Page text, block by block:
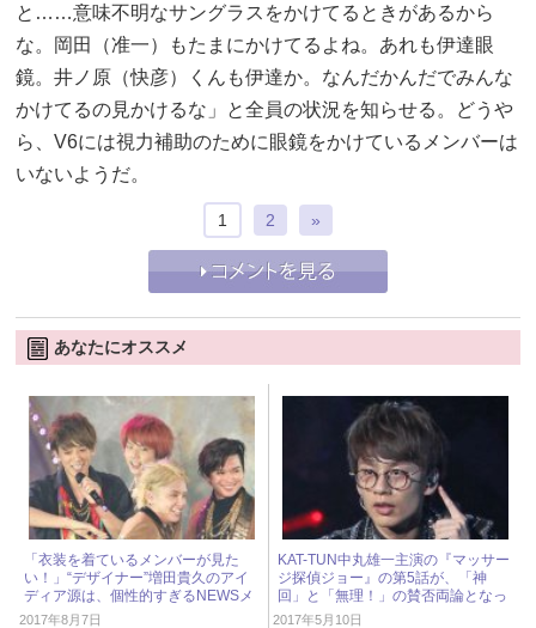
と……意味不明なサングラスをかけてるときがあるから
な。岡田（准一）もたまにかけてるよね。あれも伊達眼
鏡。井ノ原（快彦）くんも伊達か。なんだかんだでみんな
かけてるの見かけるな」と全員の状況を知らせる。どうや
ら、V6には視力補助のために眼鏡をかけているメンバーは
いないようだ。
1 2 »
あなたにオススメ
「衣装を着ているメンバーが見た
い！」“デザイナー”増田貴久のアイ
ディア源は、個性的すぎるNEWSメ
ンバー！
2017年8月7日
KAT-TUN中丸雄一主演の『マッサー
ジ探偵ジョー』の第5話が、「神
回」と「無理！」の賛否両論となっ
たある手法とは……
2017年5月10日